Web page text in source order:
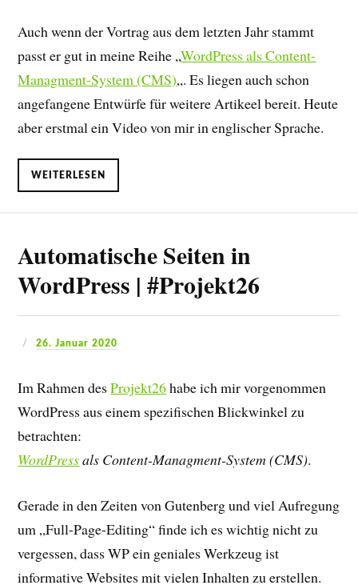
Auch wenn der Vortrag aus dem letzten Jahr stammt
passt er gut in meine Reihe „WordPress als Content-
Managment-System (CMS)„. Es liegen auch schon
angefangene Entwürfe für weitere Artikeel bereit. Heute
aber erstmal ein Video von mir in englischer Sprache.
WEITERLESEN
Automatische Seiten in
WordPress | #Projekt26
26. Januar 2020
Im Rahmen desProjekt26habe ich mir vorgenommen
WordPress aus einem spezifischen Blickwinkel zu
betrachten:
WordPressals Content-Managment-System (CMS).
Gerade in den Zeiten von Gutenberg und viel Aufregung
um „Full-Page-Editing“ finde ich es wichtig nicht zu
vergessen, dass WP ein geniales Werkzeug ist
informative Websites mit vielen Inhalten zu erstellen.